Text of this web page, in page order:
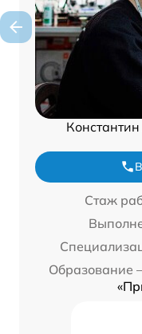
Стаж
Образование –